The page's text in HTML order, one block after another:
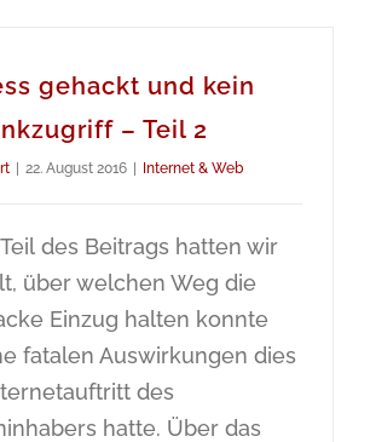
gehackt und kein
– Teil 2
22. August 2016 Internet & Web
des Beitrags hatten wir
über welchen Weg die
Einzug halten konnte
fatalen Auswirkungen dies
des
hatte. Über das